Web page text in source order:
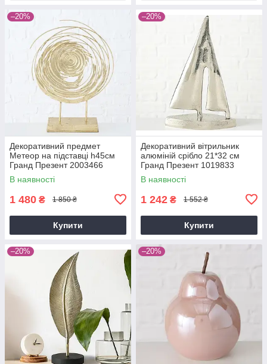
–20%
Декоративний предмет
Метеор на підставці h45см
Гранд Презент 2003466
В наявності
1 480 ₴ 1 850 ₴
Купити
–20%
Декоративний вітрильник
алюміній срібло 21*32 см
Гранд Презент 1019833
В наявності
1 242 ₴ 1 552 ₴
Купити
–20% –20%